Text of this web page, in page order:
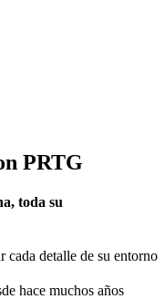
PRTG
toda su
cada detalle de su entorno
hace muchos años